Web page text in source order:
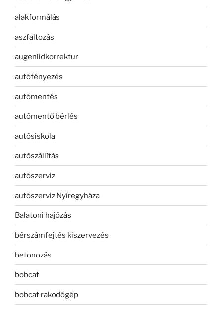
alakformálás
aszfaltozás
augenlidkorrektur
autófényezés
autómentés
autómentő bérlés
autósiskola
autószállítás
autószerviz
autószerviz Nyíregyháza
Balatoni hajózás
bérszámfejtés kiszervezés
betonozás
bobcat
bobcat rakodógép